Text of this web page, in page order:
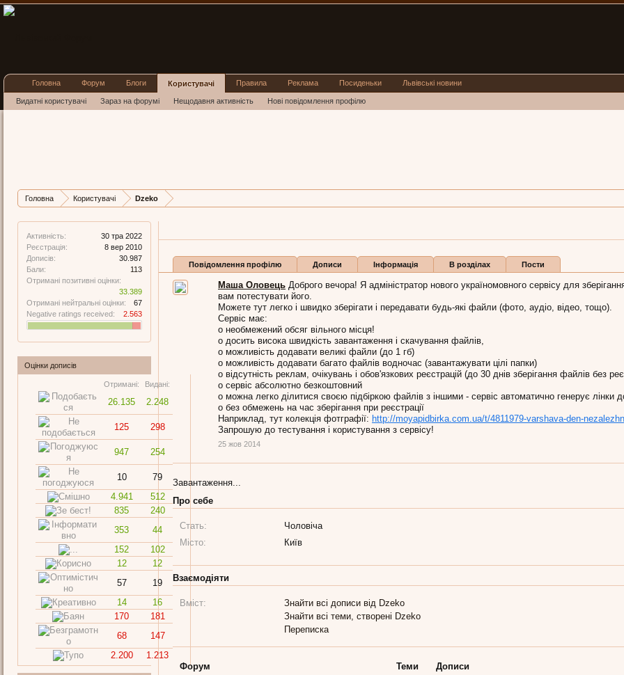
Головна Користувачі Dzeko
Активність:
30 тра 2022
Реєстрація:
8 вер 2010
Дописів:
30.987
Бали:
113
Отримані позитивні оцінки:
33.389
Отримані нейтральні оцінки:
67
Negative ratings received:
2.563
Оцінки дописів
Отримані: Видані:
26.135 2.248
125 298
947 254
10
79
4.941
512
835
240
353
44
152
102
12
12
57
19
14
16
170
181
68
147
2.200
1.213
Остання активність Dzeko:30 тра 2022
Дописів
30.987 26.135 113
Повідомлення профілю Дописи Інформація В розділах Пости
Маша Оловець Доброго вечора! Я адміністратор нового україномовного сервісу для
вам потестувати його.
Можете тут легко і швидко зберігати і передавати будь-які файли (фото, аудіо, відео, тощо).
Сервіс має:
o необмежений обсяг вільного місця!
o досить висока швидкість завантаження і скачування файлів,
o можливість додавати великі файли (до 1 гб)
o можливість додавати багато файлів водночас (завантажувати цілі папки)
o відсутність реклам, очікувань і обов'язкових реєстрацій (до 30 днів зберігання файлів без
o сервіс абсолютно безкоштовний
o можна легко ділитися своєю підбіркою файлів з іншими - сервіс автоматично генерує лінки
o без обмежень на час зберігання при реєстрації
Наприклад, тут колекція фотграфії: http://moyapidbirka.com.ua/t/4811979-varshava-den-
Запрошую до тестування і користування з сервісу!
25 жов 2014
Завантаження...
Про себе
Стать:
Чоловіча
Місто:
Київ
Взаємодіяти
Вміст:
Знайти всі дописи від Dzeko
Знайти всі теми, створені Dzeko
Переписка
Форум Теми
Дописи
Головна Форум Блоги Користувачі
Видатні користувачі Зараз на форумі Нещодавня активність Нові повідомлення профілю
Правила Реклама Посиденьки Львівські новини